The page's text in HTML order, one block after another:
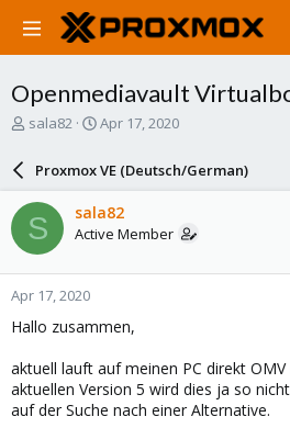
Openmediavault
T
a
d
s
t
a
r
t
e
r
sala82
S
a
r
d
a
e
Apr 17, 2020
Proxmox VE (Deutsch/German)
S sala82
Active Member
Apr 17, 2020
Hallo zusammen,
aktuell lauft auf meinen PC direkt
aktuellen Version 5 wird dies ja so
auf der Suche nach einer Alternative.